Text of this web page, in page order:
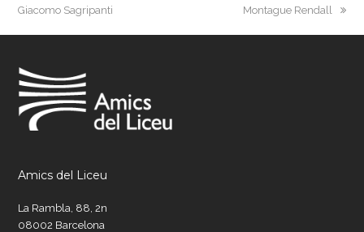
post:
Giacomo Sagripanti
Montague Rendall
Amics del Liceu
La Rambla, 88, 2n
08002 Barcelona